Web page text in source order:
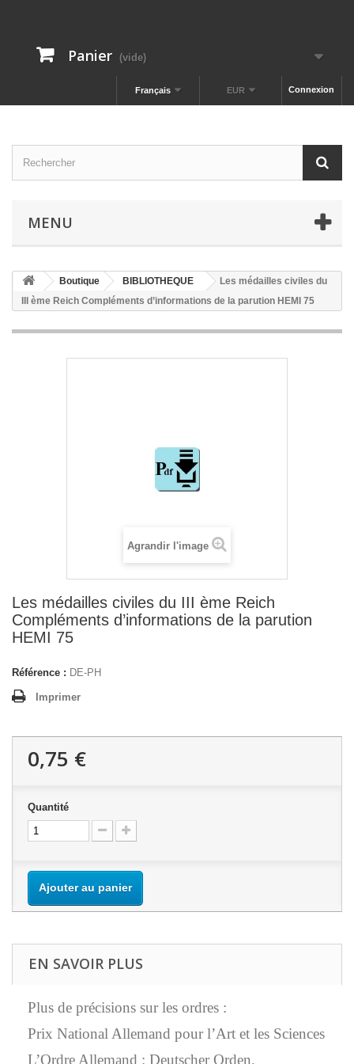
Panier (vide)
Connexion
EUR
Français
MENU
Boutique BIBLIOTHEQUE
Les médailles civiles du
III ème Reich Compléments d’informations de la parution HEMI 75
Agrandir l'image
Les médailles civiles du III ème Reich
Compléments d’informations de la parution
HEMI 75
Référence : DE-PH
Imprimer
0,75 €
Quantité
Ajouter au panier
EN SAVOIR PLUS
Plus de précisions sur les ordres :
Prix National Allemand pour l’Art et les Sciences
L’Ordre Allemand : Deutscher Orden.